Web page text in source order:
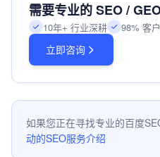
需要专业的 SEO /
10年+ 行业深耕 98% 客
立即咨询
如果您正在寻找专业的百度
动的SEO服务介绍